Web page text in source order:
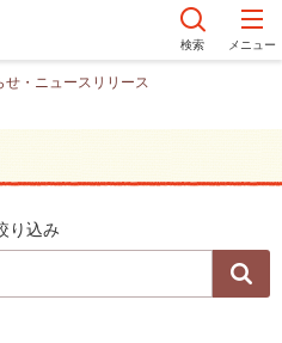
検索 メニュー
せ・ニュースリリース
り込み